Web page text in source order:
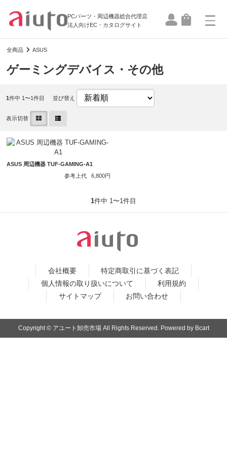
PCパーツ・周辺機器総合代理店
法人向けEC・カタログサイト
全商品 ASUS
ゲーミングデバイス・その他
1件中 1〜1件目 並び替え
表示切替
ASUS 周辺機器 TUF-GAMING-A1
参考上代
6,800円
1件中 1〜1件目
会社概要
特定商取引に基づく表記
個人情報の取り扱いについて
利用規約
サイトマップ
お問い合わせ
Copyright © アユート卸売市場 All Rights Reserved. Powered by Bcart